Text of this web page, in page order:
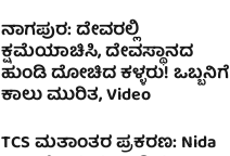
ನಾಗಪುರ: ದೇವರಲ್ಲಿ
ಕ್ಷಮೆಯಾಚಿಸಿ, ದೇವಸ್ಥಾನದ
ಹುಂಡಿ ದೋಚಿದ ಕಳ್ಳರು! ಒಬ್ಬನಿಗೆ
ಕಾಲು ಮುರಿತ, Video
TCS ಮತಾಂತರ ಪ್ರಕರಣ: Nida